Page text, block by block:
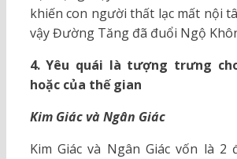
khiến con người thất lạc mất nội
vậy Đường Tăng đã đuổi Ngộ
4. Yêu quái là tượng trưng
hoặc của thế gian
Kim Giác và Ngân Giác
Kim Giác và Ngân Giác vốn là